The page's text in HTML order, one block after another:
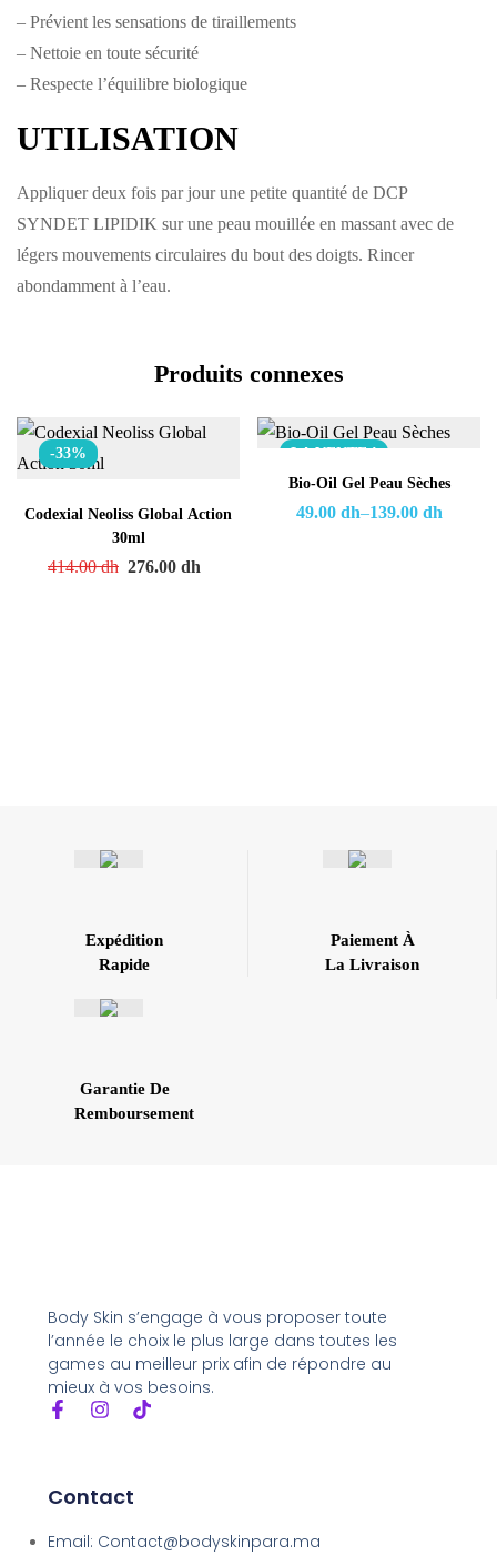
– Prévient les sensations de tiraillements
– Nettoie en toute sécurité
– Respecte l’équilibre biologique
UTILISATION
Appliquer deux fois par jour une petite quantité de DCP
SYNDET LIPIDIK sur une peau mouillée en massant avec de
légers mouvements circulaires du bout des doigts. Rincer
abondamment à l’eau.
Produits connexes
-33%
Codexial Neoliss Global Action
30ml
414.00dh 276.00 dh
LA VENTE !
Bio-Oil Gel Peau Sèches
49.00 dh–139.00 dh
Paiement À
La Livraison
Expédition
Rapide
Garantie De
Remboursement
Body Skin s’engage à vous proposer toute
l’année le choix le plus large dans toutes les
games au meilleur prix afin de répondre au
mieux à vos besoins.
Contact
Email: Contact@bodyskinpara.ma